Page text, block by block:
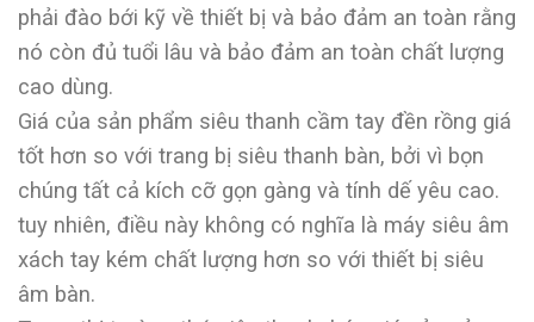
phải đào bới kỹ về thiết bị và bảo đảm an toàn rằng
nó còn đủ tuổi lâu và bảo đảm an toàn chất lượng
cao dùng.
Giá của sản phẩm siêu thanh cầm tay đền rồng giá
tốt hơn so với trang bị siêu thanh bàn, bởi vì bọn
chúng tất cả kích cỡ gọn gàng và tính dế yêu cao.
tuy nhiên, điều này không có nghĩa là máy siêu âm
xách tay kém chất lượng hơn so với thiết bị siêu
âm bàn.